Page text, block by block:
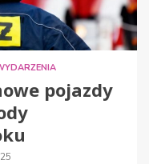
pojazdy